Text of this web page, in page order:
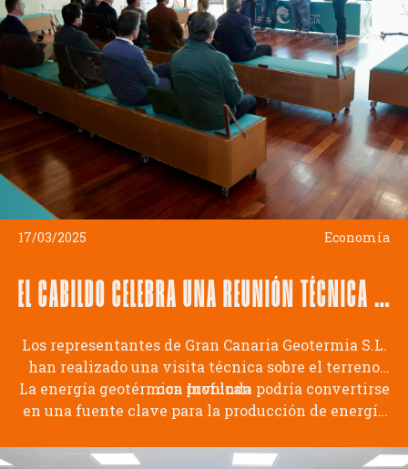
17/03/2025 Economía
EL CABILDO CELEBRA UNA REUNIÓN TÉCNICA PARA INFORMAR DEL INICIO DE LOS TRABAJOS DE EXPLORACIÓN GEOTÉRMICA DE SUPERFICIE
Los representantes de Gran Canaria Geotermia S.L.
han realizado una visita técnica sobre el terreno
con Involcan
La energía geotérmica profunda podría convertirse
en una fuente clave para la producción de energía